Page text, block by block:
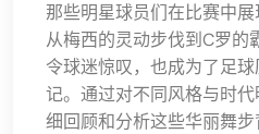
那些明星球员们在比赛中展
从梅西的灵动步伐到C罗的
令球迷惊叹，也成为了足
记。通过对不同风格与时
细回顾和分析这些华丽舞